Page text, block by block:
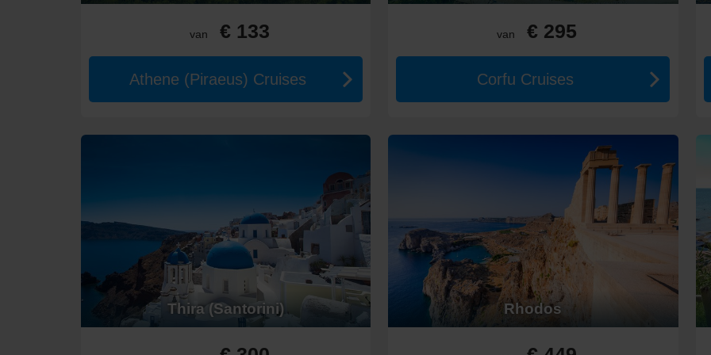
Warme temperaturen van 25–35°C, perfect voor stranddagen en watersporten, maar het kan
Kosten van een Cruise naar Griekenland
De prijzen variëren per rederij en type accommodatie:
Gemiddelde kosten voor eten en drinken bedragen €10–€30 per persoon.
De goedkoopste periode is vaak april–juni, terwijl juli–augustus de duurste maanden zijn.
Alternatieve Regio’s voor Cruises
Adriatische Zee : Prachtige kustlijnen met culturele steden zoals Dubrovnik en Kotor.
Albanië
Onontdekte stranden en historische plaatsen langs de Adriatische kust.
Amalfi Coast: Betoverende kust en charmante stadjes zoals Positano en Ravello.
Zuid-Italië:Inclusief Sicilië en Napels, met prachtige eilanden en culinaire ervaringen.
van € 133
Athene (Piraeus) Cruises
van € 295
Corfu Cruises
Thira (Santorini) Rhodos